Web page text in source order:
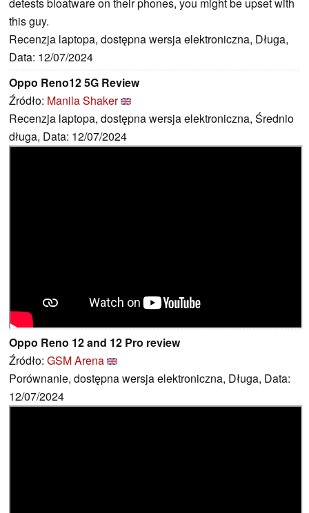
this guy.
Recenzja laptopa, dostępna wersja elektroniczna, Długa,
Data: 12/07/2024
Oppo Reno12 5G Review
Źródło: Manila Shaker
Recenzja laptopa, dostępna wersja elektroniczna, Średnio
długa, Data: 12/07/2024
Oppo Reno 12 and 12 Pro review
Źródło: GSM Arena
Porównanie, dostępna wersja elektroniczna, Długa, Data:
12/07/2024